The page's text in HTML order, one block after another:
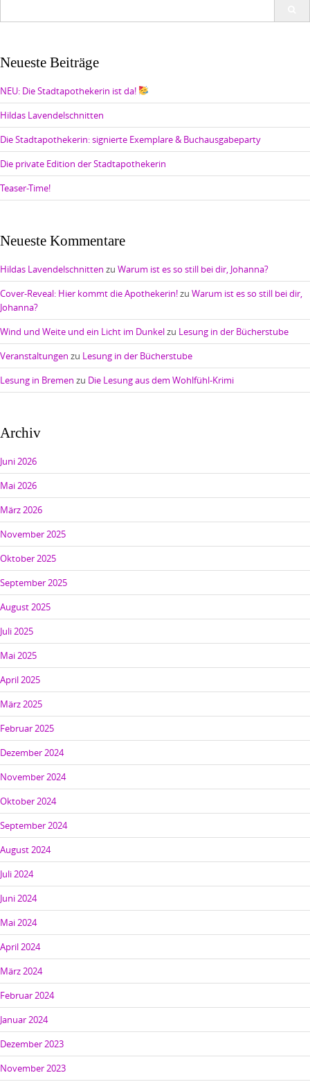
Neueste Beiträge
NEU: Die Stadtapothekerin ist da!
Hildas Lavendelschnitten
Die Stadtapothekerin: signierte Exemplare & Buchausgabeparty
Die private Edition der Stadtapothekerin
Teaser-Time!
Neueste Kommentare
Hildas Lavendelschnitten zu Warum ist es so still bei dir, Johanna?
Cover-Reveal: Hier kommt die Apothekerin!zu Warum ist es so still bei dir,
Johanna?
Wind und Weite und ein Licht im Dunkelzu Lesung in der Bücherstube
Veranstaltungen zu Lesung in der Bücherstube
Lesung in Bremen zu Die Lesung aus dem Wohlfühl-Krimi
Archiv
Juni 2026
Mai 2026
März 2026
November 2025
Oktober 2025
September 2025
August 2025
Juli 2025
Mai 2025
April 2025
März 2025
Februar 2025
Dezember 2024
November 2024
Oktober 2024
September 2024
August 2024
Juli 2024
Juni 2024
Mai 2024
April 2024
März 2024
Februar 2024
Januar 2024
Dezember 2023
November 2023